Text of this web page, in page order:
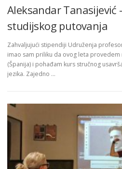
Aleksandar Tanasijević
studijskog putovanja
Zahvaljujući stipendiji Udruženja
imao sam priliku da ovog leta provedem
(Španija) i pohađam kurs stručnog
jezika. Zajedno …